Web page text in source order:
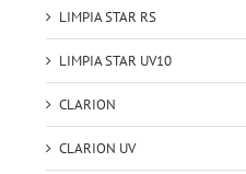
LIMPIA STAR RS
LIMPIA STAR UV10
CLARION
CLARION UV